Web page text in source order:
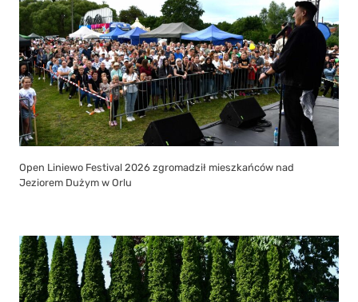
Open Liniewo Festival 2026 zgromadził mieszkańców nad
Jeziorem Dużym w Orlu